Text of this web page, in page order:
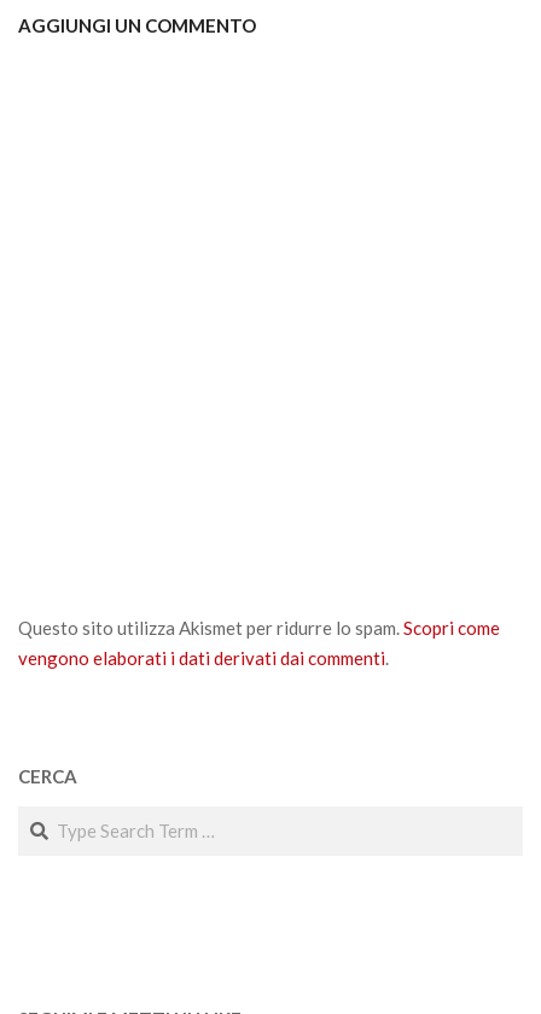
AGGIUNGI UN COMMENTO
Questo sito utilizza Akismet per ridurre lo spam.Scopri come
vengono elaborati i dati derivati dai commenti.
CERCA
Search